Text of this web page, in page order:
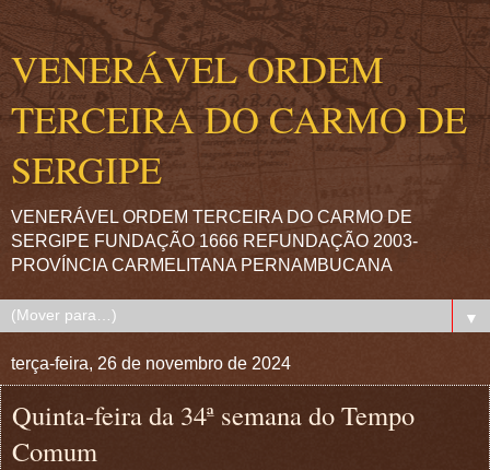
VENERÁVEL ORDEM
TERCEIRA DO CARMO DE
SERGIPE
VENERÁVEL ORDEM TERCEIRA DO CARMO DE
SERGIPE FUNDAÇÃO 1666 REFUNDAÇÃO 2003-
PROVÍNCIA CARMELITANA PERNAMBUCANA
▼
terça-feira, 26 de novembro de 2024
Quinta-feira da 34ª semana do Tempo
Comum